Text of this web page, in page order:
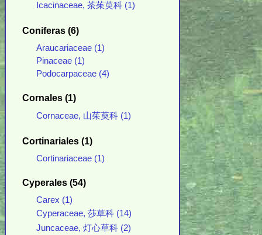
Icacinaceae, 茶茱萸科 (1)
Coniferas (6)
Araucariaceae (1)
Pinaceae (1)
Podocarpaceae (4)
Cornales (1)
Cornaceae, 山茱萸科 (1)
Cortinariales (1)
Cortinariaceae (1)
Cyperales (54)
Carex (1)
Cyperaceae, 莎草科 (14)
Juncaceae, 灯心草科 (2)